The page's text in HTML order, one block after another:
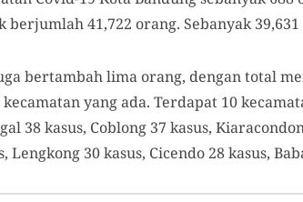
41,722 orang. Sebanyak
bertambah lima orang, dengan total
yang ada. Terdapat 10
38 kasus, Coblong 37 kasus,
30 kasus, Cicendo 28 kasus,